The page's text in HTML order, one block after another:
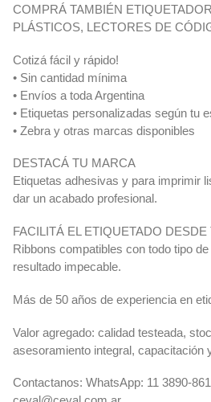
COMPRÁ TAMBIÉN
PLÁSTICOS, LECTORES DE
Cotizá fácil y rápido!
• Sin cantidad mínima
• Envíos a toda Argentina
• Etiquetas personalizadas según tu
• Zebra y otras marcas disponibles
DESTACÁ TU MARCA
Etiquetas adhesivas y para imprimir
dar un acabado profesional.
FACILITÁ EL ETIQUETADO
Ribbons compatibles con todo tipo
resultado impecable.
Más de 50 años de experiencia en
Valor agregado: calidad testeada,
asesoramiento integral, capacitación
Contactanos: WhatsApp: 11 3890-